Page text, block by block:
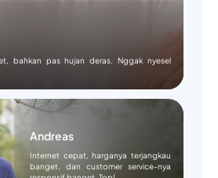
bahkan pas hujan deras. Nggak nyesel
Andreas
Internet cepat, harganya terjangkau
banget, dan customer service-nya